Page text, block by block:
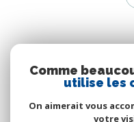
Comme
utilise les
On aimerait vous
votre